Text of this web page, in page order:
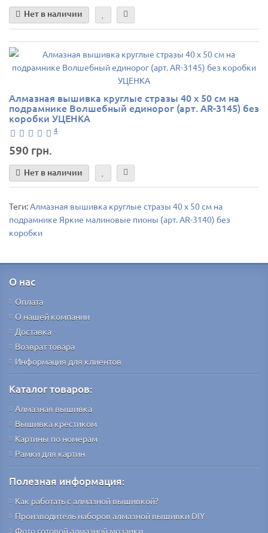
Нет в наличии
Алмазная вышивка круглые стразы 40 х 50 см на
подрамнике Волшебный единорог (арт. AR-3145) без
коробки УЦЕНКА
4
590 грн.
Нет в наличии
Теги:Алмазная вышивка круглые стразы 40 х 50 см на
подрамнике Яркие малиновые пионы (арт. AR-3140) без
коробки
О нас
Оплата
О нашей компании
Доставка
Возврат товара
Информация для клиентов
Каталог товаров:
Алмазная вышивка
Вышивка крестиком
Картины по номерам
Рамки для картин
Полезная информация:
Как работать с алмазной вышивкой?
Производитель наборов алмазной вышивки DIY
Фото готовой алмазной мозаики